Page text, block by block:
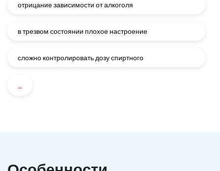
отрицание зависимости от алкоголя
в трезвом состоянии плохое настроение
сложно контролировать дозу спиртного
...